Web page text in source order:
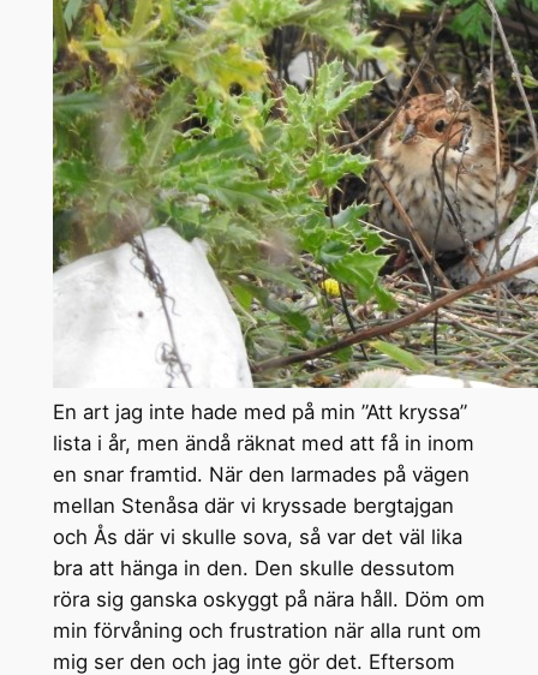
En art jag inte hade med på min ”Att kryssa”
lista i år, men ändå räknat med att få in inom
en snar framtid. När den larmades på vägen
mellan Stenåsa där vi kryssade bergtajgan
och Ås där vi skulle sova, så var det väl lika
bra att hänga in den. Den skulle dessutom
röra sig ganska oskyggt på nära håll. Döm om
min förvåning och frustration när alla runt om
mig ser den och jag inte gör det. Eftersom